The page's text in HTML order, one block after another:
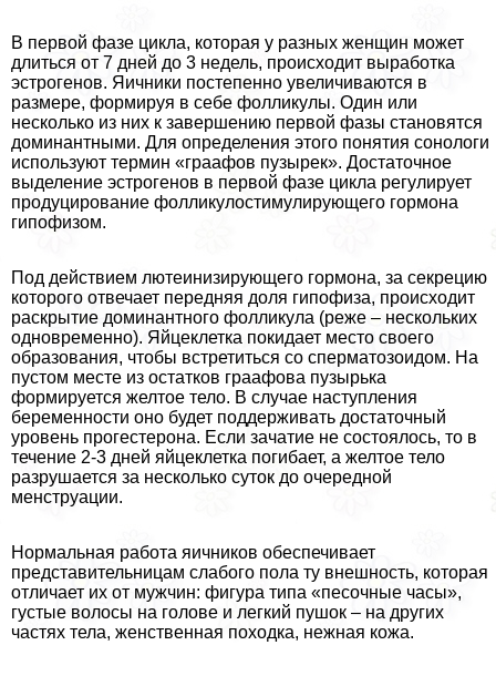
В первой фазе цикла, которая у разных женщин может
длиться от 7 дней до 3 недель, происходит выработка
эстрогенов. Яичники постепенно увеличиваются в
размере, формируя в себе фолликулы. Один или
несколько из них к завершению первой фазы становятся
доминантными. Для определения этого понятия сонологи
используют термин «граафов пузырек». Достаточное
выделение эстрогенов в первой фазе цикла регулирует
продуцирование фолликулостимулирующего гормона
гипофизом.
Под действием лютеинизирующего гормона, за секрецию
которого отвечает передняя доля гипофиза, происходит
раскрытие доминантного фолликула (реже – нескольких
одновременно). Яйцеклетка покидает место своего
образования, чтобы встретиться со сперматозоидом. На
пустом месте из остатков граафова пузырька
формируется желтое тело. В случае наступления
беременности оно будет поддерживать достаточный
уровень прогестерона. Если зачатие не состоялось, то в
течение 2-3 дней яйцеклетка погибает, а желтое тело
разрушается за несколько суток до очередной
менструации.
Нормальная работа яичников обеспечивает
представительницам слабого пола ту внешность, которая
отличает их от мужчин: фигура типа «песочные часы»,
густые волосы на голове и легкий пушок – на других
частях тела, женственная походка, нежная кожа.